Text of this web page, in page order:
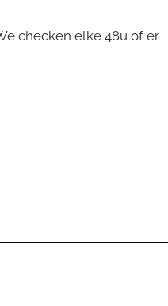
checken elke 48u of er